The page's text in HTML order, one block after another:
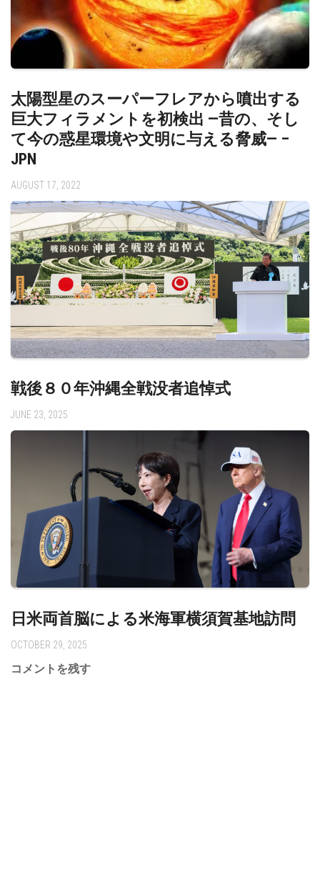
太陽型星のスーパーフレアから噴出する
巨大フィラメントを初検出 —昔の、そし
て今の惑星環境や文明に与える脅威— –
JPN
AUGUST 17, 2022
戦後８０年沖縄全戦没者追悼式
JUNE 23, 2025
日米両首脳による米海軍横須賀基地訪問
OCTOBER 29, 2025
コメントを残す